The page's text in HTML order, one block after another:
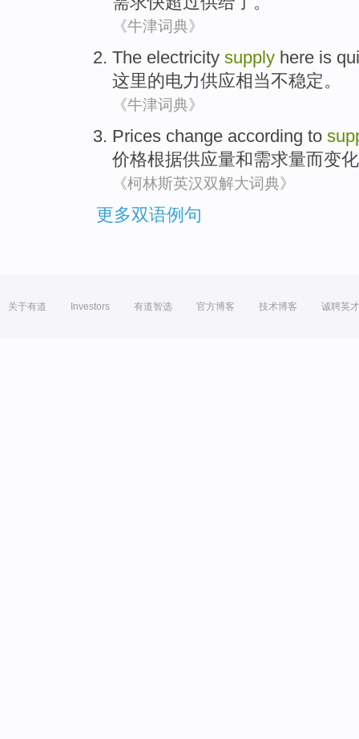
《牛津词典》
The electricity supply here is
这里的电力供应相当不稳定。
《牛津词典》
Prices change according to
价格根据供应量和需求量而变化
《柯林斯英汉双解大词典》
更多双语例句
关于有道 Investors 有道智选 官方博客 技术博客 诚聘英才